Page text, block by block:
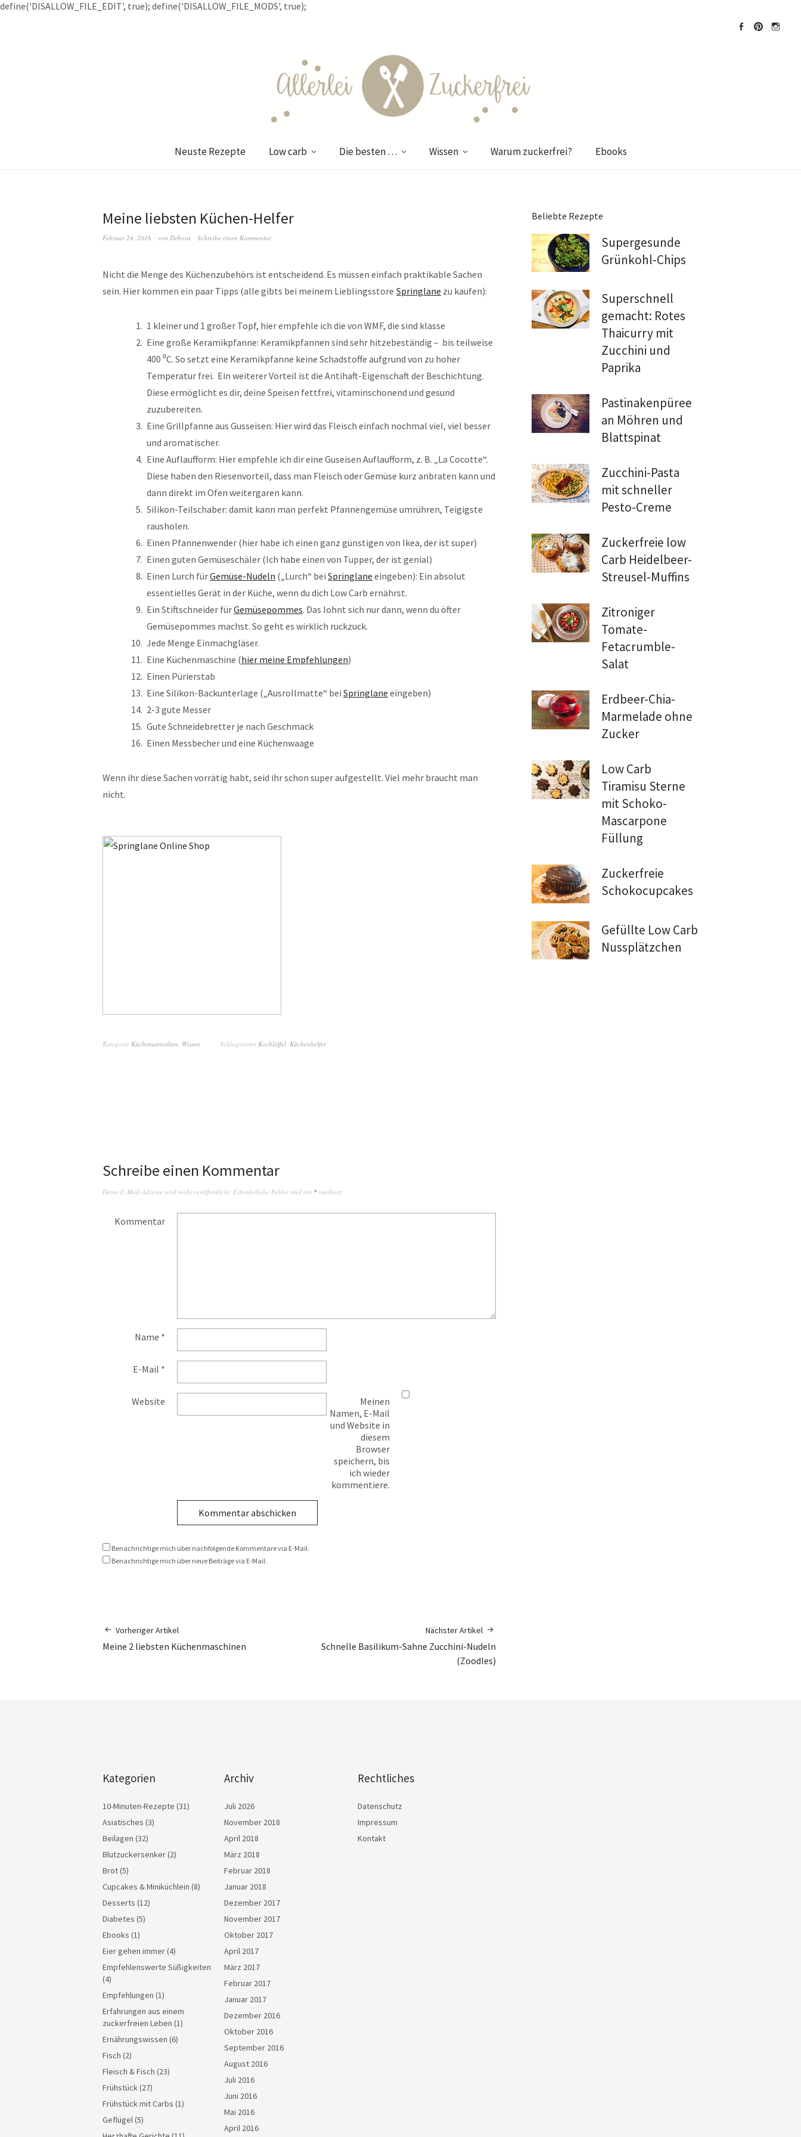
define('DISALLOW_FILE_EDIT', true); define('DISALLOW_FILE_MODS', true);
Neuste Rezepte Low carb Die besten … Wissen Warum zuckerfrei? Ebooks
Meine liebsten Küchen-Helfer
Februar 24, 2016 von Debora Schreibe einen Kommentar
Nicht die Menge des Küchenzubehörs ist entscheidend. Es müssen einfach praktikable Sachen
sein. Hier kommen ein paar Tipps (alle gibts bei meinem Lieblingsstore Springlane zu kaufen):
1 kleiner und 1 großer Topf, hier empfehle ich die von WMF, die sind klasse
Eine große Keramikpfanne: Keramikpfannen sind sehr hitzebeständig – bis teilweise
400 ⁰C. So setzt eine Keramikpfanne keine Schadstoffe aufgrund von zu hoher
Temperatur frei. Ein weiterer Vorteil ist die Antihaft-Eigenschaft der Beschichtung.
Diese ermöglicht es dir, deine Speisen fettfrei, vitaminschonend und gesund
zuzubereiten.
Eine Grillpfanne aus Gusseisen: Hier wird das Fleisch einfach nochmal viel, viel besser
und aromatischer.
Eine Auflaufform: Hier empfehle ich dir eine Guseisen Auflaufform, z. B. „La Cocotte“.
Diese haben den Riesenvorteil, dass man Fleisch oder Gemüse kurz anbraten kann und
dann direkt im Ofen weitergaren kann.
Silikon-Teilschaber: damit kann man perfekt Pfannengemüse umrühren, Teigigste
rausholen.
Einen Pfannenwender (hier habe ich einen ganz günstigen von Ikea, der ist super)
Einen guten Gemüseschäler (Ich habe einen von Tupper, der ist genial)
Einen Lurch fürGemüse-Nudeln („Lurch“ bei Springlane eingeben): Ein absolut
essentielles Gerät in der Küche, wenn du dich Low Carb ernährst.
Ein Stiftschneider fürGemüsepommes. Das lohnt sich nur dann, wenn du öfter
Gemüsepommes machst. So geht es wirklich ruckzuck.
Jede Menge Einmachgläser.
Eine Küchenmaschine (hier meine Empfehlungen)
Einen Pürierstab
Eine Silikon-Backunterlage („Ausrollmatte“ bei Springlane eingeben)
2-3 gute Messer
Gute Schneidebretter je nach Geschmack
Einen Messbecher und eine Küchenwaage
Wenn ihr diese Sachen vorrätig habt, seid ihr schon super aufgestellt. Viel mehr braucht man
nicht.
Kategorie Küchenutensilien, Wissen SchlagwörterKochlöffel, Küchenhelfer
Schreibe einen Kommentar
Deine E-Mail-Adresse wird nicht veröffentlicht. Erforderliche Felder sind mit * markiert.
Kommentar
Name *
E-Mail *
Website
Meinen
Namen, E-Mail
und Website in
diesem
Browser
speichern, bis
ich wieder
kommentiere.
Benachrichtige mich über nachfolgende Kommentare via E-Mail.
Benachrichtige mich über neue Beiträge via E-Mail.
Vorheriger Artikel
Meine 2 liebsten Küchenmaschinen
Nächster Artikel
Schnelle Basilikum-Sahne Zucchini-Nudeln
(Zoodles)
Beliebte Rezepte
Supergesunde
Grünkohl-Chips
Superschnell
gemacht: Rotes
Thaicurry mit
Zucchini und
Paprika
Pastinakenpüree
an Möhren und
Blattspinat
Zucchini-Pasta
mit schneller
Pesto-Creme
Zuckerfreie low
Carb Heidelbeer-
Streusel-Muffins
Zitroniger
Tomate-
Fetacrumble-
Salat
Erdbeer-Chia-
Marmelade ohne
Zucker
Low Carb
Tiramisu Sterne
mit Schoko-
Mascarpone
Füllung
Zuckerfreie
Schokocupcakes
Gefüllte Low Carb
Nussplätzchen
Kategorien
10-Minuten-Rezepte (31)
Asiatisches (3)
Beilagen (32)
Blutzuckersenker(2)
Brot(5)
Cupcakes & Miniküchlein (8)
Desserts (12)
Diabetes (5)
Ebooks (1)
Eier gehen immer(4)
Empfehlenswerte Süßigkeiten
(4)
Empfehlungen (1)
Erfahrungen aus einem
zuckerfreien Leben (1)
Ernährungswissen (6)
Fisch (2)
Fleisch & Fisch (23)
Frühstück(27)
Frühstück mit Carbs (1)
Geflügel(5)
Archiv
Juli 2026
November 2018
April 2018
März 2018
Februar 2018
Januar 2018
Dezember 2017
November 2017
Oktober 2017
April 2017
März 2017
Februar 2017
Januar 2017
Dezember 2016
Oktober 2016
September 2016
August 2016
Juli 2016
Juni 2016
Mai 2016
April 2016
Rechtliches
Datenschutz
Impressum
Kontakt